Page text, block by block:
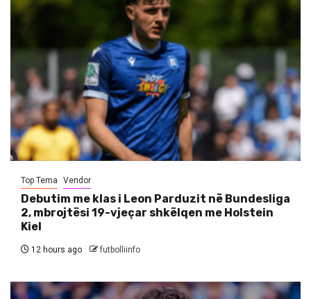
Top Tema Vendor
Debutim me klas i Leon Parduzit në Bundesliga
2, mbrojtësi 19-vjeçar shkëlqen me Holstein
Kiel
12 hours ago futbolliinfo